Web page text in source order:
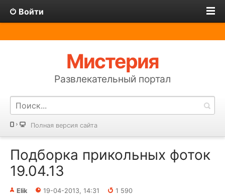
Войти
Мистерия
Развлекательный портал
Полная версия сайта
Подборка прикольных фоток
19.04.13
Elik 19-04-2013, 14:31
1 590